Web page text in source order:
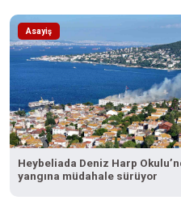
Asayiş
Heybeliada Deniz Harp
yangına müdahale sürüyor